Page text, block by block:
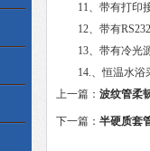
11、带有打印接
12、带有
13、带有冷光源
14.、恒温水浴采
上一篇： 波纹管柔
下一篇： 半硬质套